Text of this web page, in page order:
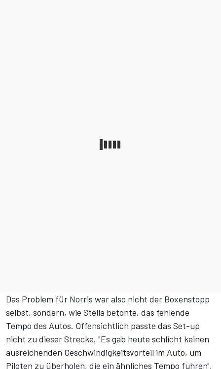
Das Problem für Norris war also nicht der Boxenstopp
selbst, sondern, wie Stella betonte, das fehlende
Tempo des Autos. Offensichtlich passte das Set-up
nicht zu dieser Strecke. "Es gab heute schlicht keinen
ausreichenden Geschwindigkeitsvorteil im Auto, um
Piloten zu überholen, die ein ähnliches Tempo fuhren",